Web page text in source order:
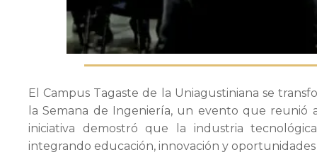
El Campus Tagaste de la Uniagustiniana se
la Semana de Ingeniería, un evento que reunió
iniciativa demostró que la industria
integrando educación, innovación y